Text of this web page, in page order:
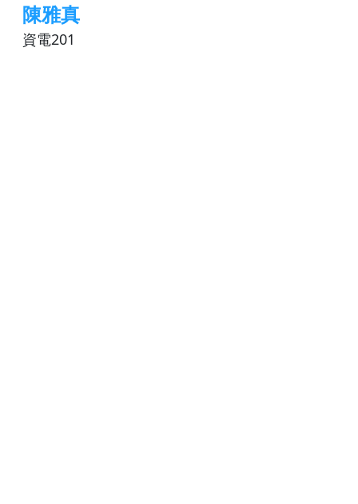
陳雅真
資電201